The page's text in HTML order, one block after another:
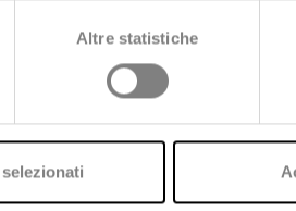
Altre statistiche
in un momento così
stampa